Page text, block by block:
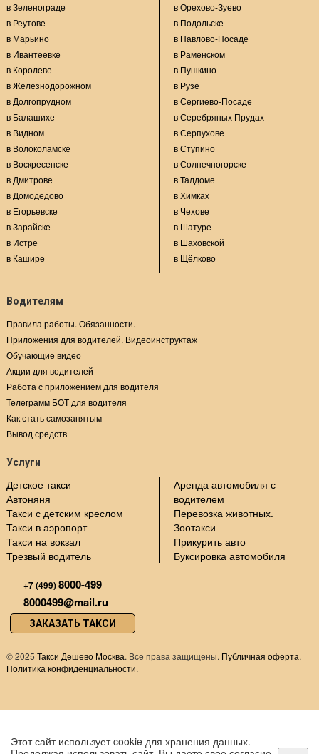
в Зеленограде
в Реутове
в Марьино
в Ивантеевке
в Королеве
в Железнодорожном
в Долгопрудном
в Балашихе
в Видном
в Волоколамске
в Воскресенске
в Дмитрове
в Домодедово
в Егорьевске
в Зарайске
в Истре
в Кашире
в Орехово-Зуево
в Подольске
в Павлово-Посаде
в Раменском
в Пушкино
в Рузе
в Сергиево-Посаде
в Серебряных Прудах
в Серпухове
в Ступино
в Солнечногорске
в Талдоме
в Химках
в Чехове
в Шатуре
в Шаховской
в Щёлково
Водителям
Правила работы. Обязанности.
Приложения для водителей. Видеоинструктаж
Обучающие видео
Акции для водителей
Работа с приложением для водителя
Телеграмм БОТ для водителя
Как стать самозанятым
Вывод средств
Услуги
Детское такси
Автоняня
Такси с детским креслом
Такси в аэропорт
Такси на вокзал
Трезвый водитель
Аренда автомобиля с
водителем
Перевозка животных.
Зоотакси
Прикурить авто
Буксировка автомобиля
+7 (499)8000-499
8000499@mail.ru
ЗАКАЗАТЬ ТАКСИ
©2025 Такси Дешево Москва. Все права защищены. Публичная оферта.
Политика конфиденциальности.
Этот сайт использует cookie для хранения данных.